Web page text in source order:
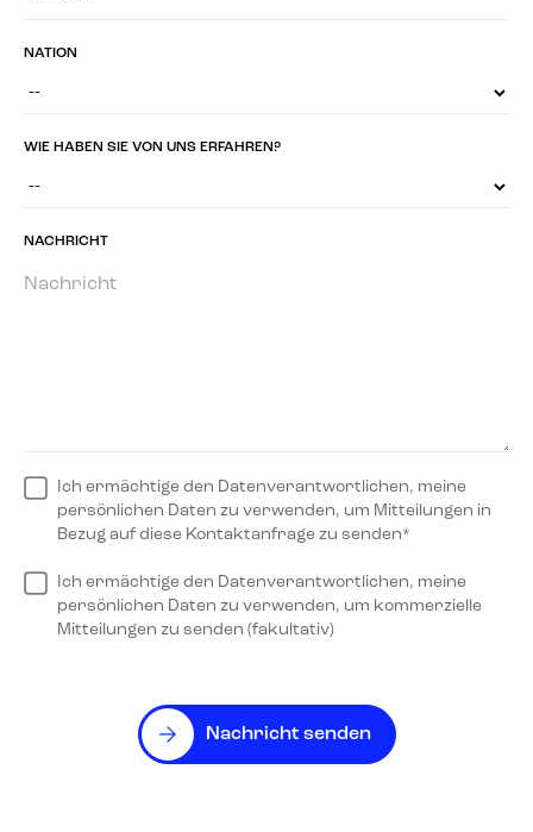
NATION
WIE HABEN SIE VON UNS ERFAHREN?
NACHRICHT
Ich ermächtige den Datenverantwortlichen, meine
persönlichen Daten zu verwenden, um Mitteilungen in
Bezug auf diese Kontaktanfrage zu senden*
Ich ermächtige den Datenverantwortlichen, meine
persönlichen Daten zu verwenden, um kommerzielle
Mitteilungen zu senden (fakultativ)
Nachricht senden